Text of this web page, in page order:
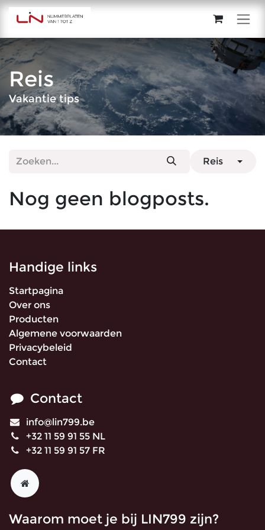
Overslaan naar inhoud
Reis
Vakantie tips
Reis
Nog geen blogposts.
Handige links
Startpagina
Over ons
Producten
Algemene voorwaarden
Privacybeleid
Contact
Contact
info@lin799.be
+32 11 59 91 55 NL
+32 11 59 91 57 FR
Waarom moet je bij LIN799 zijn?